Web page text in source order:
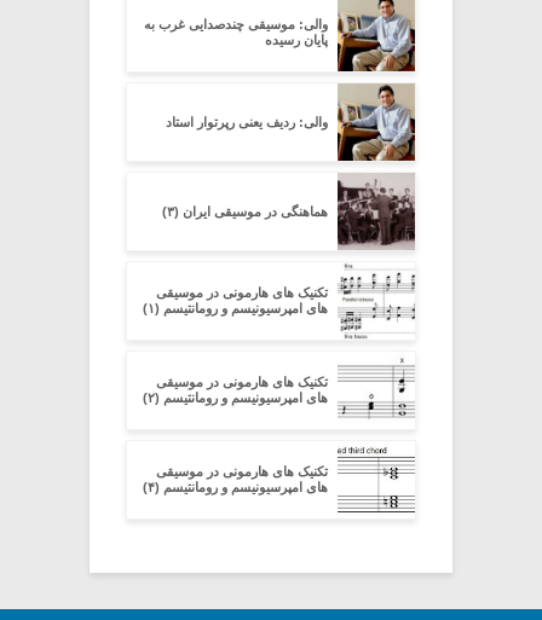
والی: موسیقی چندصدایی غرب به
پایان رسیده
والی: ردیف یعنی رپرتوار استاد
هماهنگی در موسیقی ایران (۳)
تکنیک های هارمونی در موسیقی
های امپرسیونیسم و رومانتیسم (۱)
تکنیک های هارمونی در موسیقی
های امپرسیونیسم و رومانتیسم (۲)
تکنیک های هارمونی در موسیقی
های امپرسیونیسم و رومانتیسم (۴)